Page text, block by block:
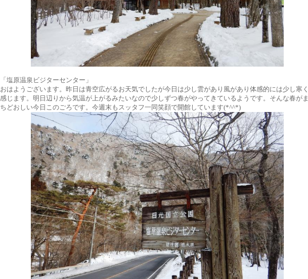
「塩原温泉ビジターセンター」
おはようございます。昨日は青空広がるお天気でしたが今日は少し雲があり風があり体感的には少し寒く
感じます。明日辺りから気温が上がるみたいなので少しずつ春がやってきているようです。そんな春がま
ちどおしい今日このごろです。今週末もスッタフ一同笑顔で開館しています(*^^*)